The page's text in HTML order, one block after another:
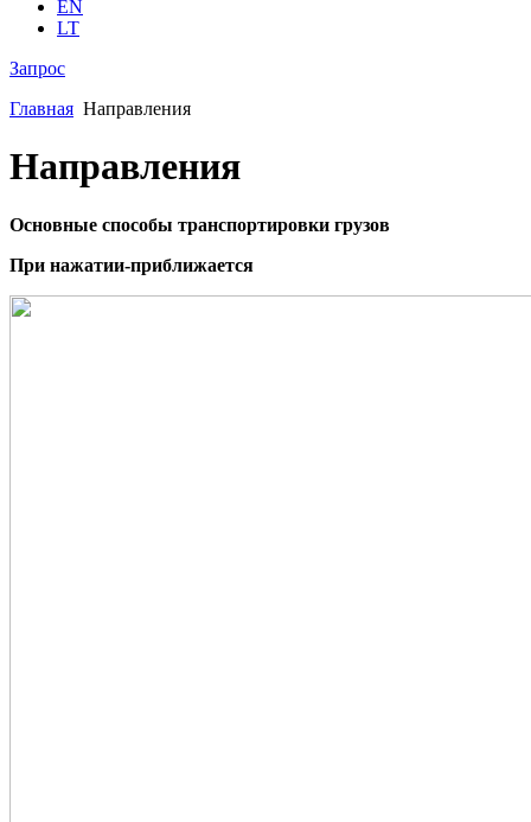
EN
LT
Запрос
Главная Направления
Направления
Основные способы транспортировки грузов
При нажатии-приближается